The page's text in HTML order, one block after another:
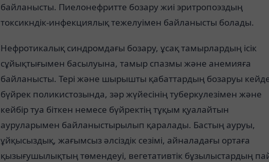
байланысты. Пиелонефритте бозару жиі эритропоэздың
токсикндік-инфекциялық тежелуімен байланысты болады.
Нефротикалық синдромдағы бозару, ұсақ тамырлардың ісік
сұйықтығымен басылуына, тамыр спазмы және анемияға
байланысты. Тері және шырышты қабаттардың бозаруы
бүйрек поликистозында, зәр жүйесінің туберкулезімен және
кейбір туа біткен немесе бүйректің тұқым қуалайтын
ауруларымен байланыстырылып қаралады. Бастың ауруы,
ұйқысыздық, жағымсыз әлсіздік сезімі, айналадағы ортаға
қызығушылықтың төмендеуі, вегетативтік бұзылыстардың